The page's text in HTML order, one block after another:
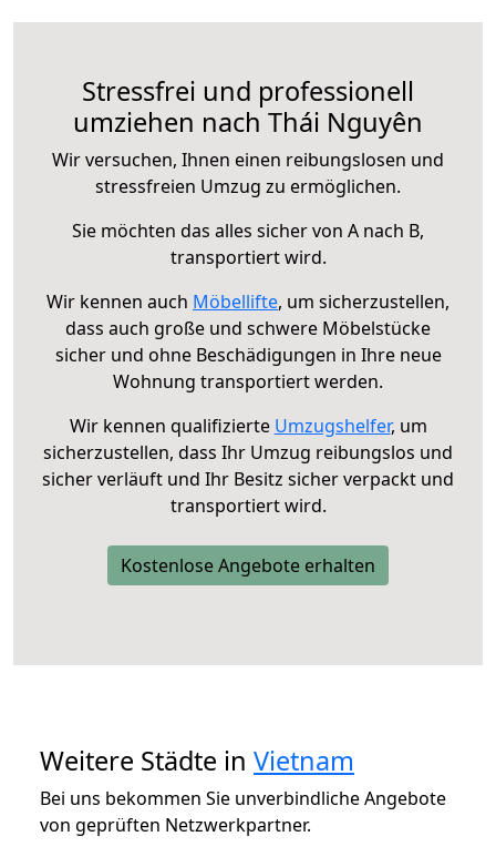
Stressfrei und professionell
umziehen nach Thái Nguyên
Wir versuchen, Ihnen einen reibungslosen und
stressfreien Umzug zu ermöglichen.
Sie möchten das alles sicher von A nach B,
transportiert wird.
Wir kennen auch Möbellifte, um sicherzustellen,
dass auch große und schwere Möbelstücke
sicher und ohne Beschädigungen in Ihre neue
Wohnung transportiert werden.
Wir kennen qualifizierte Umzugshelfer, um
sicherzustellen, dass Ihr Umzug reibungslos und
sicher verläuft und Ihr Besitz sicher verpackt und
transportiert wird.
Kostenlose Angebote erhalten
Weitere Städte in Vietnam
Bei uns bekommen Sie unverbindliche Angebote
von geprüften Netzwerkpartner.